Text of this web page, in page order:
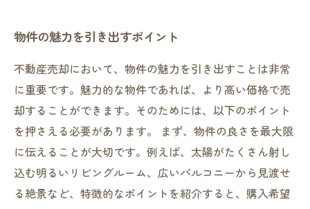
物件の魅力を引き出すポイント
不動産売却において、物件の魅力を引き出すことは非常
に重要です。魅力的な物件であれば、より高い価格で売
却することができます。そのためには、以下のポイント
を押さえる必要があります。 まず、物件の良さを最大限
に伝えることが大切です。例えば、太陽がたくさん射し
込む明るいリビングルーム、広いバルコニーから見渡せ
る絶景など、特徴的なポイントを紹介すると、購入希望